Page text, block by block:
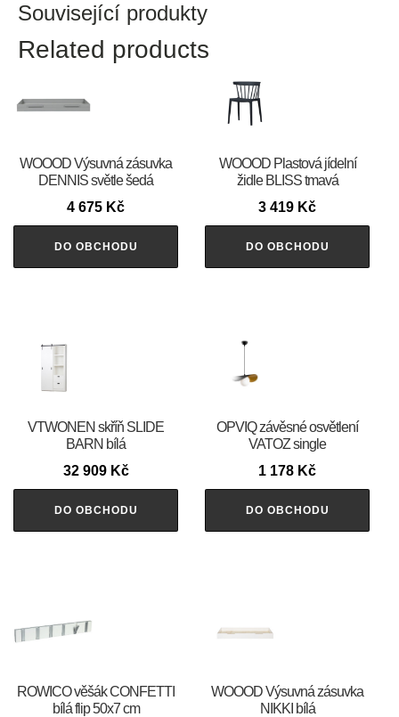
Související produkty
Related products
WOOOD Výsuvná zásuvka
DENNIS světle šedá
4 675 Kč
DO OBCHODU
WOOOD Plastová jídelní
židle BLISS tmavá
3 419 Kč
DO OBCHODU
VTWONEN skříň SLIDE
BARN bílá
32 909 Kč
DO OBCHODU
OPVIQ závěsné osvětlení
VATOZ single
1 178 Kč
DO OBCHODU
ROWICO věšák CONFETTI
bílá flip 50x7 cm
WOOOD Výsuvná zásuvka
NIKKI bílá